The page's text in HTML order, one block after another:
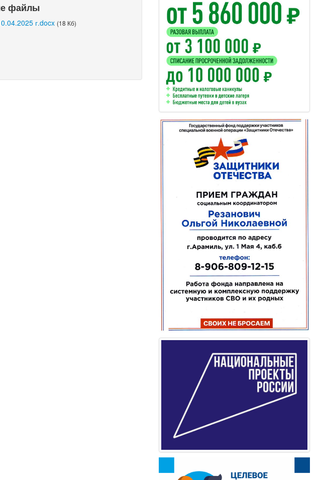
файлы
г.docx (18 Кб)